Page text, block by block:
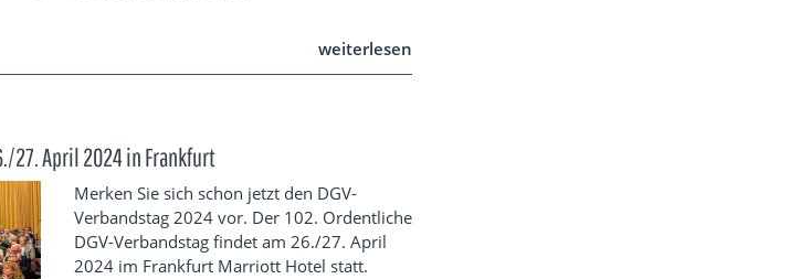
weiterlesen
27. April 2024 in Frankfurt
Merken Sie sich schon jetzt den DGV-
Verbandstag 2024 vor. Der 102. Ordentliche
DGV-Verbandstag findet am 26./27. April
2024 im Frankfurt Marriott Hotel statt.